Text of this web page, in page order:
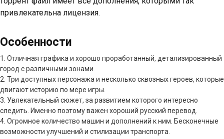
привлекательна лицензия.
Особенности
1. Отличная графика и хорошо проработанный, детализированный
город с различными зонами.
2. Три доступных персонажа и несколько сквозных героев, которые
двигают историю по мере игры.
3. Увлекательный сюжет, за развитием которого интересно
следить. Именно поэтому важен хороший русский перевод.
4. Огромное количество машин и дополнений к ним. Бесконечные
возможности улучшений и стилизации транспорта.